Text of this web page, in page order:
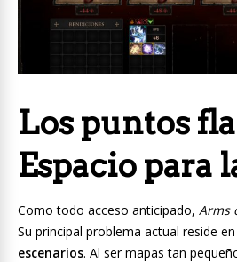
Los puntos
Espacio para
Como todo acceso anticipado, Arms
Su principal problema actual reside
escenarios. Al ser mapas tan